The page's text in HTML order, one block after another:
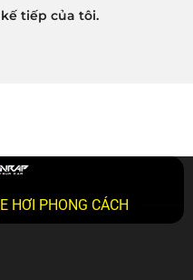
tiếp của tôi.
HƠI PHONG CÁCH